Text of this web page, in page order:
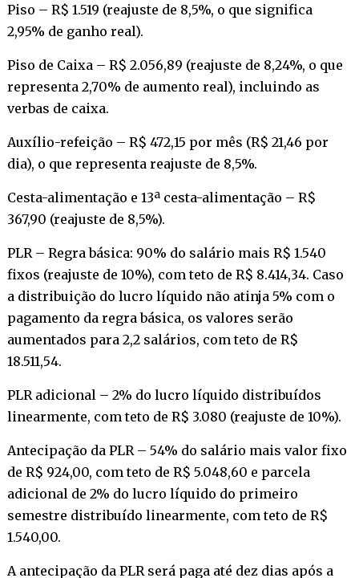
Piso – R$ 1.519 (reajuste de 8,5%, o que significa
2,95% de ganho real).
Piso de Caixa – R$ 2.056,89 (reajuste de 8,24%, o que
representa 2,70% de aumento real), incluindo as
verbas de caixa.
Auxílio-refeição – R$ 472,15 por mês (R$ 21,46 por
dia), o que representa reajuste de 8,5%.
Cesta-alimentação e 13ª cesta-alimentação – R$
367,90 (reajuste de 8,5%).
PLR – Regra básica: 90% do salário mais R$ 1.540
fixos (reajuste de 10%), com teto de R$ 8.414,34. Caso
a distribuição do lucro líquido não atinja 5% com o
pagamento da regra básica, os valores serão
aumentados para 2,2 salários, com teto de R$
18.511,54.
PLR adicional – 2% do lucro líquido distribuídos
linearmente, com teto de R$ 3.080 (reajuste de 10%).
Antecipação da PLR – 54% do salário mais valor fixo
de R$ 924,00, com teto de R$ 5.048,60 e parcela
adicional de 2% do lucro líquido do primeiro
semestre distribuído linearmente, com teto de R$
1.540,00.
A antecipação da PLR será paga até dez dias após a